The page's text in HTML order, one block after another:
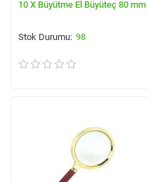
10 X Büyütme El Büyüteç 80 mm
98